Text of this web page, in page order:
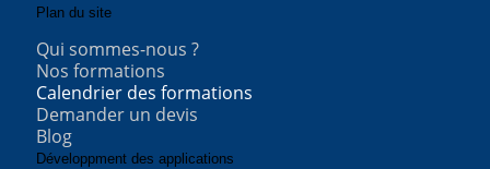
Plan du site
Qui sommes-nous ?
Nos formations
Calendrier des formations
Demander un devis
Blog
Développment des applications